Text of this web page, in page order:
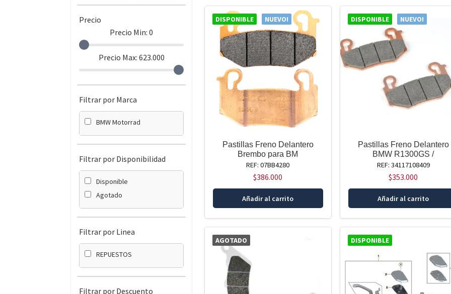
Precio
Precio Min:0
Precio Max: 623.000
Filtrar por Marca
BMW Motorrad
Filtrar por Disponibilidad
Disponible
Agotado
Filtrar por Linea
REPUESTOS
Filtrar por Descuento
DISPONIBLE NUEVO!
Pastillas Freno Delantero
Brembo para BM
REF: 07BB4280
$386.000
Añadir al carrito
DISPONIBLE NUEVO!
Pastillas Freno Delantero
BMW R1300GS /
REF: 34117108409
$353.000
Añadir al carrito
AGOTADO DISPONIBLE